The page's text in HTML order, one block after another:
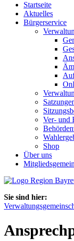
Startseite
Aktuelles
Bürgerservice
Ver- und
Shop
Über uns
Sie sind hier: